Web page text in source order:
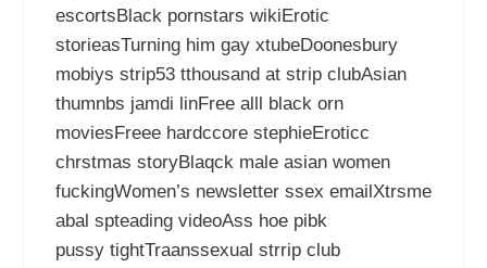
escortsBlack pornstars wikiErotic
storieasTurning him gay xtubeDoonesbury
mobiys strip53 tthousand at strip clubAsian
thumnbs jamdi linFree alll black orn
moviesFreee hardccore stephieEroticc
chrstmas storyBlaqck male asian women
fuckingWomen’s newsletter ssex emailXtrsme
abal spteading videoAss hoe pibk
pussy tightTraanssexual strrip club